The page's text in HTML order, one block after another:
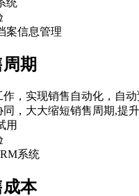
期
作，实现销售自动化，自
同，大大缩短销售周期,提
成本